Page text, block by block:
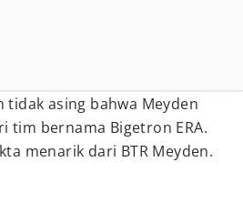
tidak asing bahwa Meyden
tim bernama Bigetron ERA.
menarik dari BTR Meyden.